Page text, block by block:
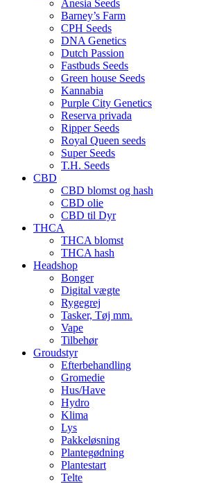
Anesia Seeds
Barney’s Farm
CPH Seeds
DNA Genetics
Dutch Passion
Fastbuds Seeds
Green house Seeds
Kannabia
Purple City Genetics
Reserva privada
Ripper Seeds
Royal Queen seeds
Super Seeds
T.H. Seeds
CBD
CBD blomst og hash
CBD olie
CBD til Dyr
THCA
THCA blomst
THCA hash
Headshop
Bonger
Digital vægte
Rygegrej
Tasker, Tøj mm.
Vape
Tilbehør
Groudstyr
Efterbehandling
Gromedie
Hus/Have
Hydro
Klima
Lys
Pakkeløsning
Plantegødning
Plantestart
Telte